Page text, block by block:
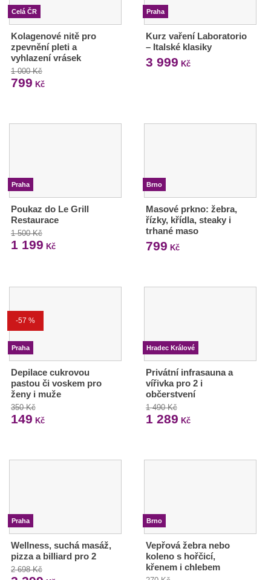
Celá ČR
Kolagenové nitě pro
zpevnění pleti a
vyhlazení vrásek
1 000 Kč
799 Kč
Praha
Kurz vaření Laboratorio
– Italské klasiky
3 999 Kč
Praha
Poukaz do Le Grill
Restaurace
1 500 Kč
1 199 Kč
Brno
Masové prkno: žebra,
řízky, křídla, steaky i
trhané maso
799 Kč
-57 %
Praha
Depilace cukrovou
pastou či voskem pro
ženy i muže
350 Kč
149 Kč
Hradec Králové
Privátní infrasauna a
vířivka pro 2 i
občerstvení
1 490 Kč
1 289 Kč
Praha
Wellness, suchá masáž,
pizza a billiard pro 2
2 698 Kč
Brno
Vepřová žebra nebo
koleno s hořčicí,
křenem i chlebem